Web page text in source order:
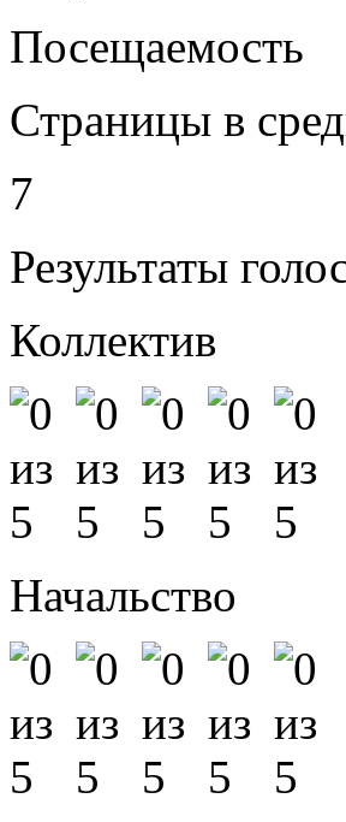
Посещаемость
Страницы в
7
Результаты
Коллектив
Начальство